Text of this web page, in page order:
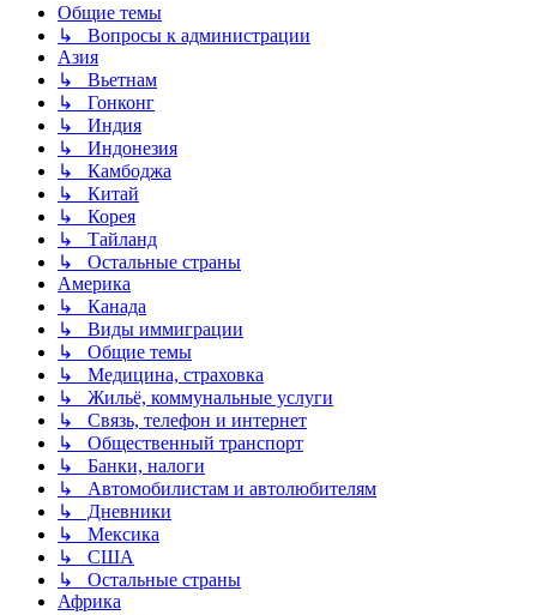
Общие темы
↳ Вопросы к администрации
Азия
↳ Вьетнам
↳ Гонконг
↳ Индия
↳ Индонезия
↳ Камбоджа
↳ Китай
↳ Корея
↳ Тайланд
↳ Остальные страны
Америка
↳ Канада
↳ Виды иммиграции
↳ Общие темы
↳ Медицина, страховка
↳ Жильё, коммунальные услуги
↳ Связь, телефон и интернет
↳ Общественный транспорт
↳ Банки, налоги
↳ Автомобилистам и автолюбителям
↳ Дневники
↳ Мексика
↳ США
↳ Остальные страны
Африка